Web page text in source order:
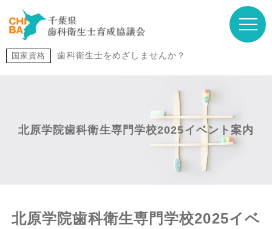
国家資格 歯科衛生士をめざしませんか？
北原学院歯科衛生専門学校2025イベント案内
北原学院歯科衛生専門学校2025イベ